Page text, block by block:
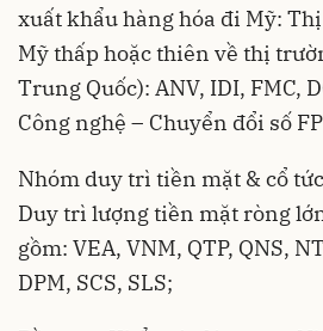
xuất khẩu hàng hóa đi Mỹ:
Mỹ thấp hoặc thiên về thị
Trung Quốc): ANV, IDI, FMC,
Công nghệ – Chuyển đổi số
Nhóm duy trì tiền mặt & cổ
Duy trì lượng tiền mặt ròng
gồm: VEA, VNM, QTP, QNS,
DPM, SCS, SLS;